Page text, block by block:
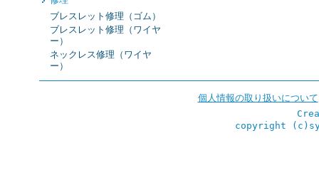
ブレスレット修理（ゴム）
ブレスレット修理（ワイヤ
ー）
ネックレス修理（ワイヤ
ー）
個人情報の取り扱いについて
copyright